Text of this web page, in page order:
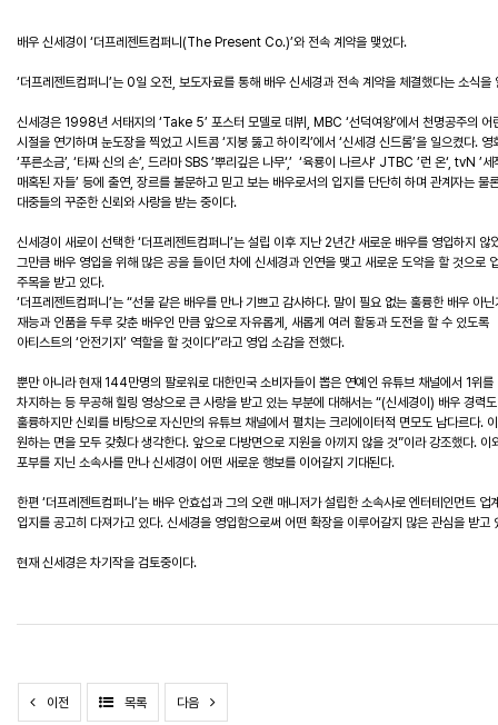
배우 신세경이 ‘더프레젠트컴퍼니(The Present Co.)’와 전속 계약을 맺었다.
‘더프레젠트컴퍼니’는 0일 오전, 보도자료를 통해 배우 신세경과 전속 계약을 체결했다는 소식을
신세경은 1998년 서태지의 ‘Take 5’ 포스터 모델로 데뷔, MBC ‘선덕여왕’에서 천명공주의 어
시절을 연기하며 눈도장을 찍었고 시트콤 ‘지붕 뚫고 하이킥’에서 ‘신세경 신드롬’을 일으켰다. 영
‘푸른소금’, ‘타짜 신의 손’, 드라마 SBS ’뿌리깊은 나무‘,’ ‘육룡이 나르샤‘ JTBC ’런 온‘, tvN ’세
매혹된 자들’ 등에 출연, 장르를 불문하고 믿고 보는 배우로서의 입지를 단단히 하며 관계자는 물
대중들의 꾸준한 신뢰와 사랑을 받는 중이다.
신세경이 새로이 선택한 ‘더프레젠트컴퍼니’는 설립 이후 지난 2년간 새로운 배우를 영입하지 않
그만큼 배우 영입을 위해 많은 공을 들이던 차에 신세경과 인연을 맺고 새로운 도약을 할 것으로
주목을 받고 있다.
‘더프레젠트컴퍼니’는 “선물 같은 배우를 만나 기쁘고 감사하다. 말이 필요 없는 훌륭한 배우 아닌
재능과 인품을 두루 갖춘 배우인 만큼 앞으로 자유롭게, 새롭게 여러 활동과 도전을 할 수 있도록
아티스트의 ‘안전기지’ 역할을 할 것이다”라고 영입 소감을 전했다.
뿐만 아니라 현재 144만명의 팔로워로 대한민국 소비자들이 뽑은 연예인 유튜브 채널에서 1위를
차지하는 등 무공해 힐링 영상으로 큰 사랑을 받고 있는 부분에 대해서는 “(신세경이) 배우 경력도
훌륭하지만 신뢰를 바탕으로 자신만의 유튜브 채널에서 펼치는 크리에이터적 면모도 남다르다.
원하는 면을 모두 갖췄다 생각한다. 앞으로 다방면으로 지원을 아끼지 않을 것”이라 강조했다. 이
포부를 지닌 소속사를 만나 신세경이 어떤 새로운 행보를 이어갈지 기대된다.
한편 ‘더프레젠트컴퍼니’는 배우 안효섭과 그의 오랜 매니저가 설립한 소속사로 엔터테인먼트 업
입지를 공고히 다져가고 있다. 신세경을 영입함으로써 어떤 확장을 이루어갈지 많은 관심을 받고
현재 신세경은 차기작을 검토중이다.
이전 목록 다음